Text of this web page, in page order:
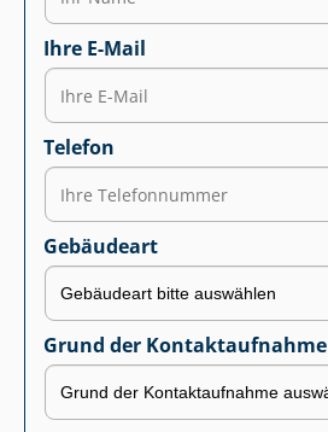
Ihre E-Mail
Telefon
Gebäudeart
Grund der Kontaktaufnahme